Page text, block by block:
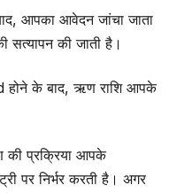
आपका आवेदन जांचा जाता
सत्यापन की जाती है।
के बाद, ऋण राशि आपके
की प्रक्रिया आपके
पर निर्भर करती है। अगर